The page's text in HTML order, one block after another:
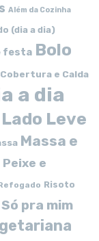
Além da Cozinha
(dia a dia)
festa Bolo
Cobertura e Calda
a dia
Lado Leve
Massa e
Peixe e
Risoto
Só pra mim